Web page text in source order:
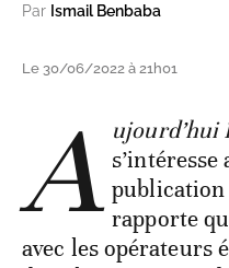
Par Ismail Benbaba
Le 30/06/2022 à 21h01
A ujourd’hui
s’intéresse
publication
rapporte
avec les opérateurs